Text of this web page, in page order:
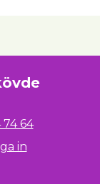
64
in